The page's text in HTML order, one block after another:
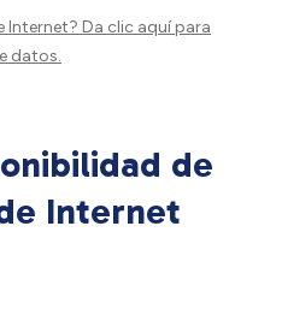
Internet? Da clic aquípara
datos.
de
Internet